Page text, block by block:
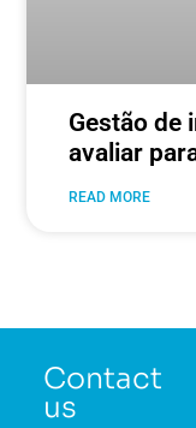
Gestão de
avaliar
READ MORE
Contact
us